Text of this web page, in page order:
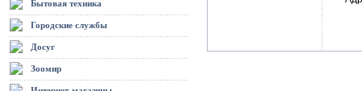
Бытовая техника
Городские службы
Досуг
Зоомир